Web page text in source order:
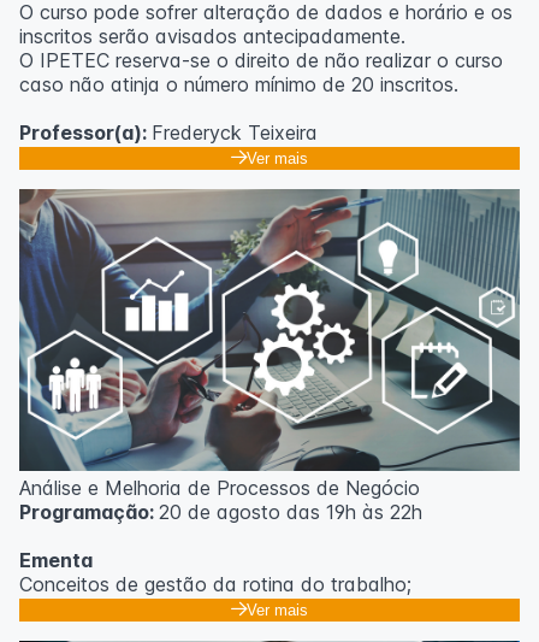
O curso pode sofrer alteração de dados e horário e os
inscritos serão avisados ​​antecipadamente.
O IPETEC reserva-se o direito de não realizar o curso
caso não atinja o número mínimo de 20 inscritos.
Professor(a): Frederyck Teixeira
Ver mais
Análise e Melhoria de Processos de Negócio
Programação: 20 de agosto das 19h às 22h
Ementa
Conceitos de gestão da rotina do trabalho;
Promoção de mudanças através do 5S;
Ver mais